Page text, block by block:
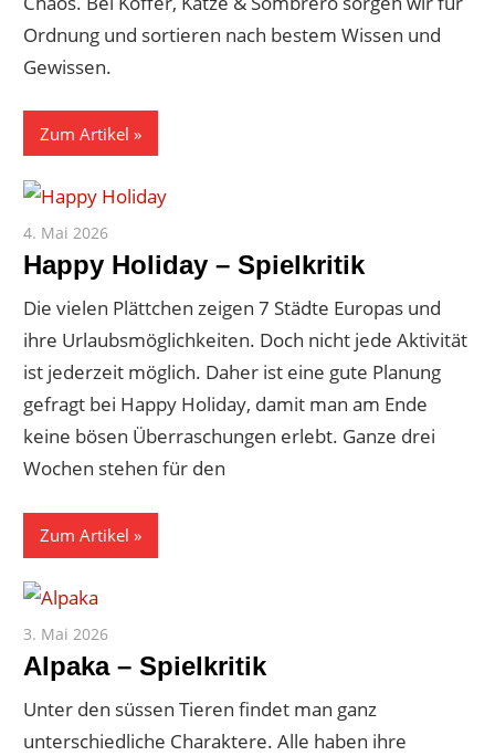
Ordnung und sortieren nach bestem Wissen und
Gewissen.
Zum Artikel
4. Mai 2026
Happy Holiday – Spielkritik
Die vielen Plättchen zeigen 7 Städte Europas und
ihre Urlaubsmöglichkeiten. Doch nicht jede Aktivität
ist jederzeit möglich. Daher ist eine gute Planung
gefragt bei Happy Holiday, damit man am Ende
keine bösen Überraschungen erlebt. Ganze drei
Wochen stehen für den
Zum Artikel
3. Mai 2026
Alpaka – Spielkritik
Unter den süssen Tieren findet man ganz
unterschiedliche Charaktere. Alle haben ihre